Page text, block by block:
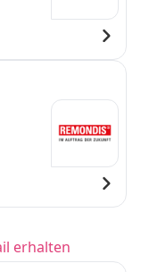
erhalten